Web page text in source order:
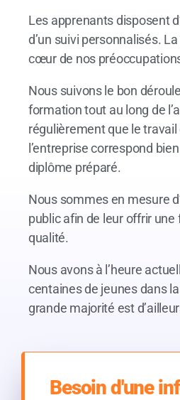
Les apprenants disposent
d’un suivi personnalisés.
cœur de nos
Nous suivons le bon
formation tout au long de
régulièrement que le
l’entreprise correspond
diplôme préparé.
Nous sommes en mesure
public afin de leur offrir
qualité.
Nous avons à l’heure
centaines de jeunes dans
grande majorité est
Besoin d'une